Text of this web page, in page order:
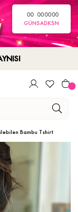
00
GÜN
00
SA
00
DK
00
SN
Bambu Tshirt